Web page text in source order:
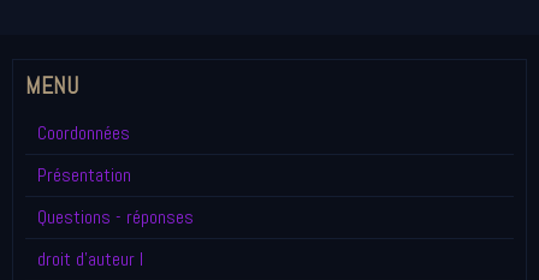
MENU
Coordonnées
Présentation
Questions - réponses
droit d'auteur I